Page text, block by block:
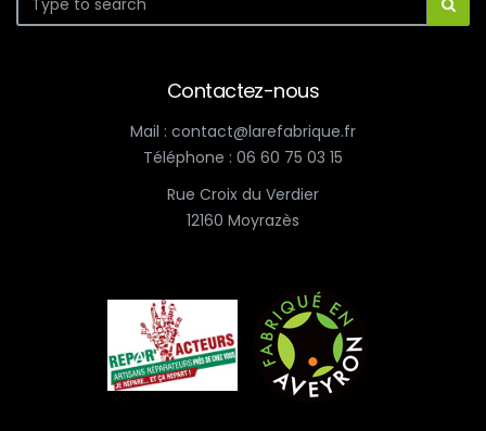
Contactez-nous
Mail : contact@larefabrique.fr
Téléphone : 06 60 75 03 15
Rue Croix du Verdier
12160 Moyrazès